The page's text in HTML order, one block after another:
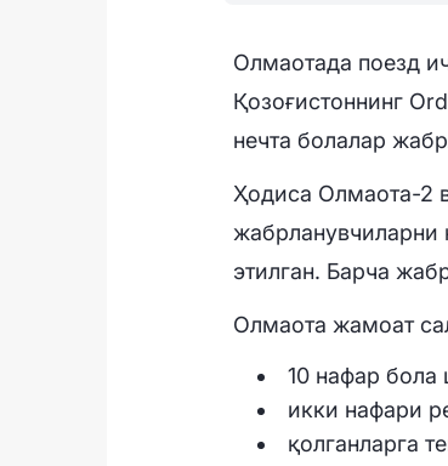
Олмаотада поезд
Қозоғистоннинг
нечта болалар
Ҳодиса Олмаота-2
жабрланувчиларни
этилган. Барча
Олмаота жамоат
10 нафар бола
икки нафари
қолганларга